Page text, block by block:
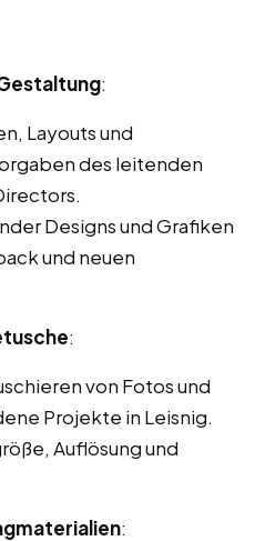
:
Layouts und
des leitenden
Designs und Grafiken
und neuen
:
von Fotos und
Projekte in Leisnig.
Auflösung und
: